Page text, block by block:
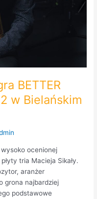
BETTER
w Bielańskim
ocenionej
tria Macieja Sikały.
aranżer
grona najbardziej
podstawowe